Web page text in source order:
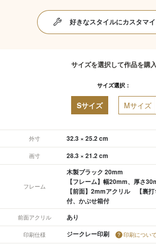
好きなスタイルにカスタマ
サイズを選択して作品を購入
サイズ選択：
Sサイズ Mサイズ
外寸 32.3 × 25.2 cm
画寸 28.3 × 21.2 cm
フレーム
木製ブラック 20mm
【フレーム】幅20mm、厚さ
【前面】2mmアクリル 【裏
付、かぶせ箱付
前面アクリル あり
印刷仕様 ジークレー印刷 印刷について